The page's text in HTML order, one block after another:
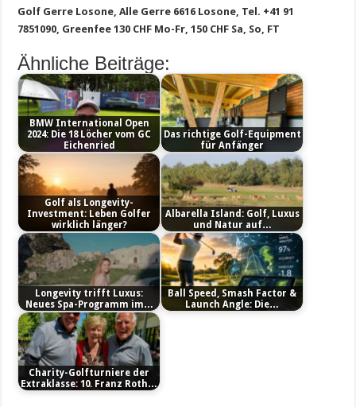
Golf Gerre Losone, Alle Gerre 6616 Losone, Tel. +41 91
7851090, Greenfee 130 CHF Mo-Fr, 150 CHF Sa, So, FT
Ähnliche Beiträge:
BMW International Open
2024: Die 18 Löcher vom GC
Eichenried
Das richtige Golf-Equipment
für Anfänger
Golf als Longevity-
Investment: Leben Golfer
wirklich länger?
Albarella Island: Golf, Luxus
und Natur auf…
Longevity trifft Luxus:
Neues Spa-Programm im…
Ball Speed, Smash Factor &
Launch Angle: Die…
Charity-Golfturniere der
Extraklasse: 10. Franz Roth…